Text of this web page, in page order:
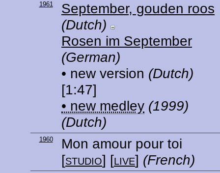
1961
September, gouden roos
(Dutch)
Rosen im September
(German)
• new version (Dutch)
[1:47]
• new medley (1999)
(Dutch)
1960
Mon amour pour toi
[studio] [live] (French)